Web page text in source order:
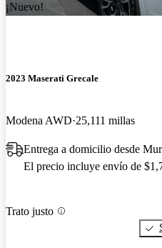
¡Nuevo!
2023 Maserati Grecale
Modena AWD 25,111 millas
Entrega a domicilio desde
El precio incluye envío de
Trato justo